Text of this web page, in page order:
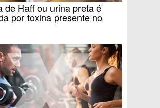
de Haff ou urina preta é
por toxina presente no